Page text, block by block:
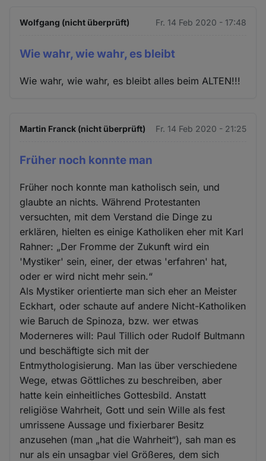
Wolfgang (nicht überprüft) Fr. 14 Feb 2020 - 17:48
Wie wahr, wie wahr, es bleibt
Wie wahr, wie wahr, es bleibt alles beim ALTEN!!!
Martin Franck (nicht überprüft) Fr. 14 Feb 2020 - 21:25
Früher noch konnte man
Früher noch konnte man katholisch sein, und
glaubte an nichts. Während Protestanten
versuchten, mit dem Verstand die Dinge zu
erklären, hielten es einige Katholiken eher mit Karl
Rahner: „Der Fromme der Zukunft wird ein
'Mystiker' sein, einer, der etwas 'erfahren' hat,
oder er wird nicht mehr sein.“
Als Mystiker orientierte man sich eher an Meister
Eckhart, oder schaute auf andere Nicht-Katholiken
wie Baruch de Spinoza, bzw. wer etwas
Moderneres will: Paul Tillich oder Rudolf Bultmann
und beschäftigte sich mit der
Entmythologisierung. Man las über verschiedene
Wege, etwas Göttliches zu beschreiben, aber
hatte kein einheitliches Gottesbild. Anstatt
religiöse Wahrheit, Gott und sein Wille als fest
umrissene Aussage und fixierbarer Besitz
anzusehen (man „hat die Wahrheit“), sah man es
nur als ein unsagbar viel Größeres, dem sich